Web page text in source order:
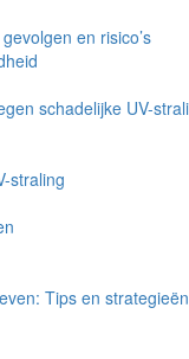
en risico’s
schadelijke UV-
straling
Tips en